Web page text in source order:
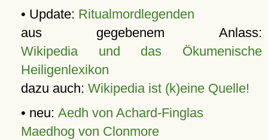
• Update: Ritualmordlegenden
aus gegebenem Anlass:
Wikipedia und das Ökumenische
Heiligenlexikon
dazu auch: Wikipedia ist (k)eine Quelle!
• neu: Aedh von Achard-Finglas
Maedhog von Clonmore